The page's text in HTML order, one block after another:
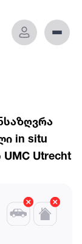
in situ
Utrecht